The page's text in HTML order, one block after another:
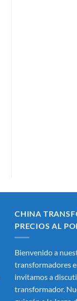
CHINA
PRECIOS AL
Bienvenido a
transformadores
invitamos a
transformador.